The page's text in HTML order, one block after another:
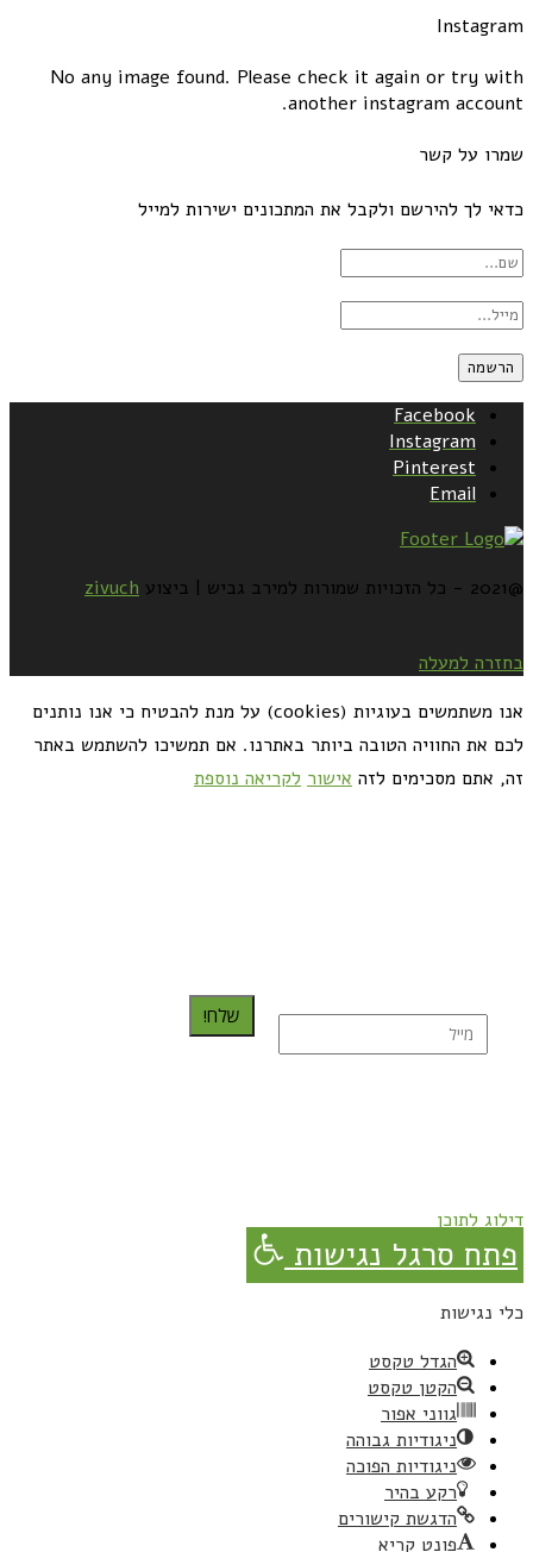
Instagram
No any image found. Please check it again or try with
another instagram account.
שמרו על קשר
כדאי לך להירשם ולקבל את המתכונים ישירות למייל
Facebook
Instagram
Pinterest
Email
@2021 - כל הזכויות שמורות למירב גביש | ביצוע zivuch
בחזרה למעלה
אנו משתמשים בעוגיות (cookies) על מנת להבטיח כי אנו נותנים
לכם את החוויה הטובה ביותר באתרנו. אם תמשיכו להשתמש באתר
זה, אתם מסכימים לזה אישור לקריאה נוספת
שלח!
דילוג לתוכן
פתח סרגל נגישות
כלי נגישות
הגדל טקסט
הקטן טקסט
גווני אפור
ניגודיות גבוהה
ניגודיות הפוכה
רקע בהיר
הדגשת קישורים
פונט קריא